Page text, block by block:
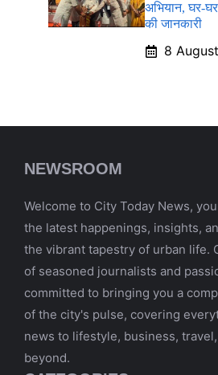
अभियान, घर-
की जानकारी
8
NEWSROOM
Welcome to City Today News,
the latest happenings, insights,
the vibrant tapestry of urban life.
of seasoned journalists and
committed to bringing you a
of the city's pulse, covering
news to lifestyle, business,
beyond.